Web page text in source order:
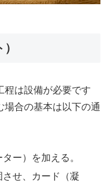
程は設備が必要です
場合の基本は以下の通
ー）を加える。
させ、カード（凝